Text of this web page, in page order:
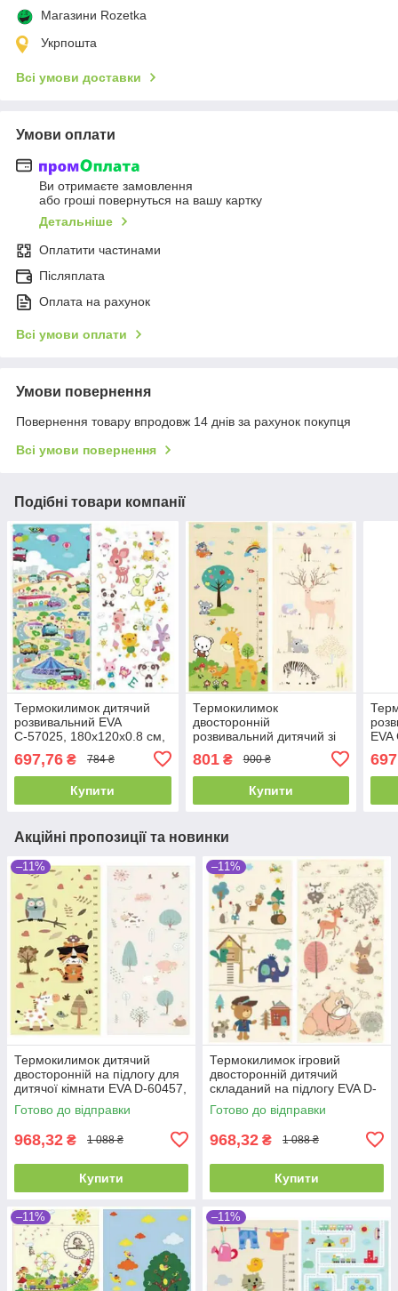
Магазини Rozetka
Укрпошта
Всі умови доставки
Умови оплати
Ви отримаєте замовлення
або гроші повернуться на вашу картку
Детальніше
Оплатити частинами
Післяплата
Оплата на рахунок
Всі умови оплати
Умови повернення
Повернення товару впродовж 14 днів за рахунок покупця
Всі умови повернення
Подібні товари компанії
Термокилимок дитячий
розвивальний EVA
С-57025, 180х120х0.8 см,
ігровий килимок для дітей
складаний двосторонній
697,76 ₴ 784 ₴
Купити
Термокилимок
двосторонній
розвивальний дитячий зі
30085, 180х150х0.8 см, у
сумці
801₴ 900 ₴
Купити
Акційні пропозиції та новинки
–11%
Термокилимок дитячий
двосторонній на підлогу для
дитячої кімнати EVA D-60457,
180х200х0.8 см, у сумці
Готово до відправки
968,32 ₴ 1 088 ₴
Купити
–11%
Термокилимок ігровий
двосторонній дитячий
складаний на підлогу EVA D-
70804, 180х200х0.8 см, у
сумці
Готово до відправки
968,32 ₴ 1 088 ₴
Купити
–11% –11%